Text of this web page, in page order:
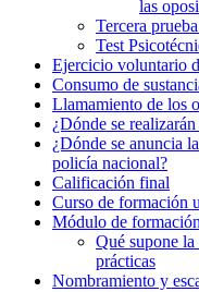
las
Tercera
Test
Ejercicio voluntario
Consumo de
Llamamiento de los
¿Dónde se
¿Dónde se anuncia
policía nacional?
Calificación final
Curso de formación
Módulo de
Qué supone
prácticas
Nombramiento y